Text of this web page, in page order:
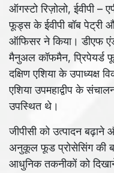
ऑगस्टो रिज़ोलो, ईवीपी –
फूड्स के ईवीपी बॉब पेट्री
ऑफिसर ने किया। डीएफ
मैनुअल कॉफमैन, प्रिपेयर्ड
दक्षिण एशिया के उपाध्यक्ष
एशिया उपमहाद्वीप के
उपस्थित थे।
जीपीसी को उत्पादन
अनुकूल फूड प्रोसेसिंग की
आधुनिक तकनीकों को